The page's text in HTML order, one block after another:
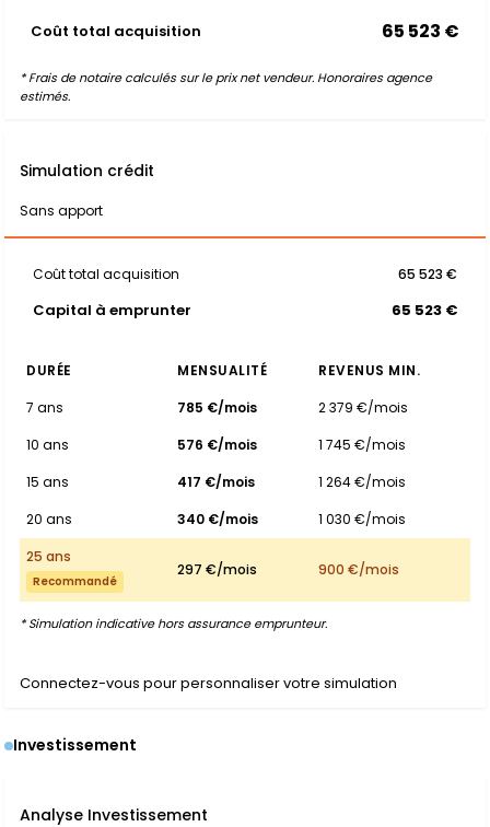
Coût total acquisition 65 523 €
* Frais de notaire calculés sur le prix net vendeur. Honoraires agence
estimés.
Simulation crédit
Sans apport
Coût total acquisition 65 523 €
Capital à emprunter 65 523 €
DURÉE MENSUALITÉ
REVENUS MIN.
7 ans
785 €/mois
2 379 €/mois
10 ans
576 €/mois
1 745 €/mois
15 ans
417 €/mois
1 264 €/mois
20 ans
340 €/mois
1 030 €/mois
25 ans
Recommandé
297 €/mois 900 €/mois
* Simulation indicative hors assurance emprunteur.
Connectez-vous pour personnaliser votre simulation
Investissement
Analyse Investissement